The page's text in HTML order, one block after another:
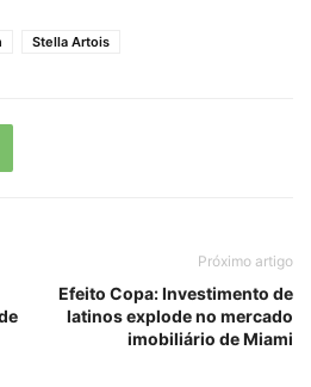
Stella Artois
Próximo artigo
Efeito Copa: Investimento de
latinos explode no mercado
imobiliário de Miami